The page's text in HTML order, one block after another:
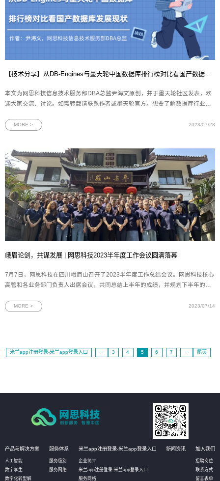
本文为网思科技信息技术服务部DBA总监尹海文原创，并于墨天轮社区发表，欢
迎大家交流、讨论。如需转载请联系作者或墨天轮官方。想要了解数据库行业的
在这方面，国际上广为人知的DB-Engines数据库流行度排行榜和国内的墨天轮中
MORE > 2023/07/28
峨眉论剑，共谋发展 | 网思科技2023半年度工作会议圆满落幕
7月7日，网思科技在四川峨眉山召开了2023半年度工作总结会议。网思科技核心
高管和各业务部门负责人出席会议，共同总结上半年的成绩，并规划下半年的各
年的工作进行了全面复盘和总结，对各项目、各版块取得的成果给予了充分的肯
MORE > 2023/07/14
米兰app注册登录-米兰app登录入口 ··· 3 4 5 6 7 ··· 尾页
产品与解决方案
人工智能
数字孪生
数字化转型解
服务体系
服务级别
服务网络
米兰app注册登录-米兰app登录入口
企业简介
米兰app注册登录-米兰app登录入口
服务网络
新闻资讯 加入我们
招聘岗位
联系方式
留言表单